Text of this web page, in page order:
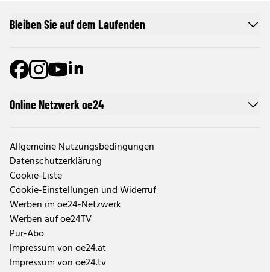
Online Netzwerk oe24
Allgemeine Nutzungsbedingungen
Datenschutzerklärung
Cookie-Liste
Cookie-Einstellungen und Widerruf
Werben im oe24-Netzwerk
Werben auf oe24TV
Pur-Abo
Impressum von oe24.at
Impressum von oe24.tv
Bleiben Sie auf dem Laufenden